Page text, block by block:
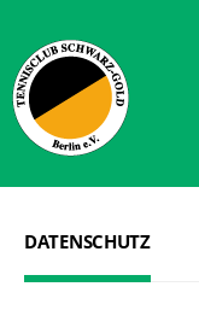
TRAINING
JUGEND
DATENSCHUTZ